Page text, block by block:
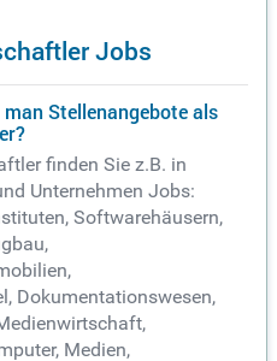
Jobs
Stellenangebote als
finden Sie z.B. in
Unternehmen Jobs:
Softwarehäusern,
Dokumentationswesen,
Medien,